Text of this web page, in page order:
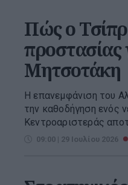
Πώς ο
προστασίας
Μητσοτάκη
Η επανεμφάνιση του
την καθοδήγηση ενός
Κεντροαριστεράς
09:00 | 29 Ιουλίου 2026